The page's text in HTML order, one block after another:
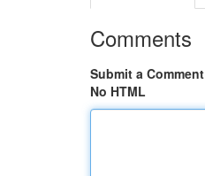
Comments
Submit a Comment
No HTML